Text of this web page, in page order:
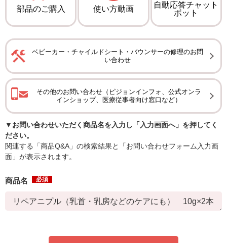
部品のご購入 使い方動画
自動応答チャット
ボット
ベビーカー・チャイルドシート・バウンサーの修理のお問
い合わせ
その他のお問い合わせ（ピジョンインフォ、公式オンラ
インショップ、医療従事者向け窓口など）
▼お問い合わせいただく商品名を入力し「入力画面へ」を押してく
ださい。
関連する「商品Q&A」の検索結果と「お問い合わせフォーム入力画
面」が表示されます。
商品名 必須